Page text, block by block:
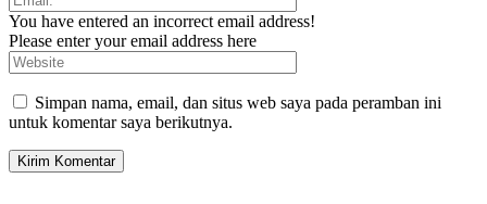
You have entered an incorrect email address!
Please enter your email address here
Simpan nama, email, dan situs web saya pada peramban ini
untuk komentar saya berikutnya.